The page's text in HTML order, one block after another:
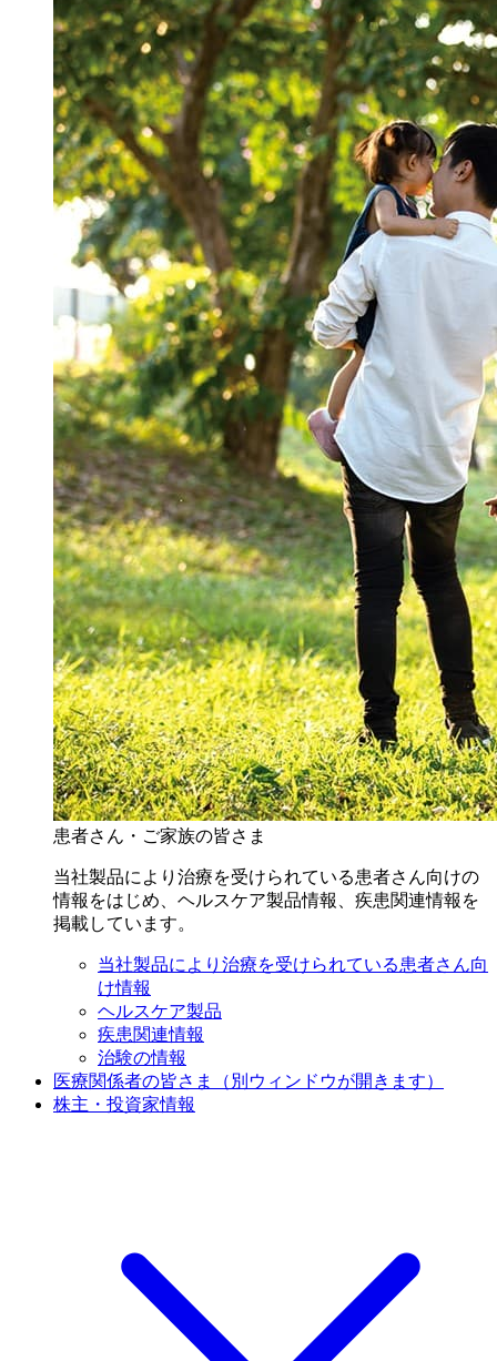
患者さん・ご家族の皆さま
当社製品により治療を受けられている患者さん向けの
情報をはじめ、ヘルスケア製品情報、疾患関連情報を
掲載しています。
当社製品により治療を受けられている患者さん向
け情報
ヘルスケア製品
疾患関連情報
治験の情報
医療関係者の皆さま
（別ウィンドウが開きます）
株主・投資家情報